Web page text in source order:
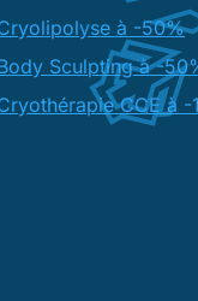
à -50%
Sculpting à -
CCE à -